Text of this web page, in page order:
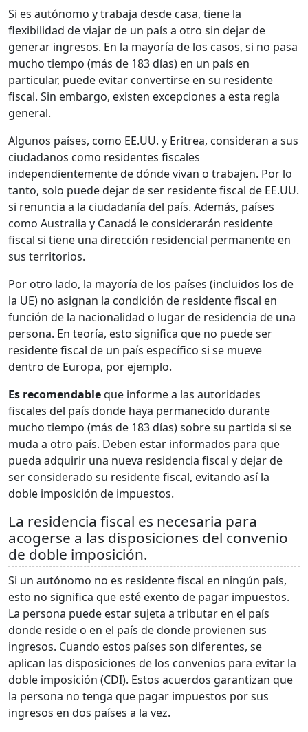
Si es autónomo y trabaja desde casa, tiene la
flexibilidad de viajar de un país a otro sin dejar de
generar ingresos. En la mayoría de los casos, si no pasa
mucho tiempo (más de 183 días) en un país en
particular, puede evitar convertirse en su residente
fiscal. Sin embargo, existen excepciones a esta regla
general.
Algunos países, como EE.UU. y Eritrea, consideran a sus
ciudadanos como residentes fiscales
independientemente de dónde vivan o trabajen. Por lo
tanto, solo puede dejar de ser residente fiscal de EE.UU.
si renuncia a la ciudadanía del país. Además, países
como Australia y Canadá le considerarán residente
fiscal si tiene una dirección residencial permanente en
sus territorios.
Por otro lado, la mayoría de los países (incluidos los de
la UE) no asignan la condición de residente fiscal en
función de la nacionalidad o lugar de residencia de una
persona. En teoría, esto significa que no puede ser
residente fiscal de un país específico si se mueve
dentro de Europa, por ejemplo.
Es recomendableque informe a las autoridades
fiscales del país donde haya permanecido durante
mucho tiempo (más de 183 días) sobre su partida si se
muda a otro país. Deben estar informados para que
pueda adquirir una nueva residencia fiscal y dejar de
ser considerado su residente fiscal, evitando así la
doble imposición de impuestos.
La residencia fiscal es necesaria para
acogerse a las disposiciones del convenio
de doble imposición.
Si un autónomo no es residente fiscal en ningún país,
esto no significa que esté exento de pagar impuestos.
La persona puede estar sujeta a tributar en el país
donde reside o en el país de donde provienen sus
ingresos. Cuando estos países son diferentes, se
aplican las disposiciones de los convenios para evitar la
doble imposición (CDI). Estos acuerdos garantizan que
la persona no tenga que pagar impuestos por sus
ingresos en dos países a la vez.